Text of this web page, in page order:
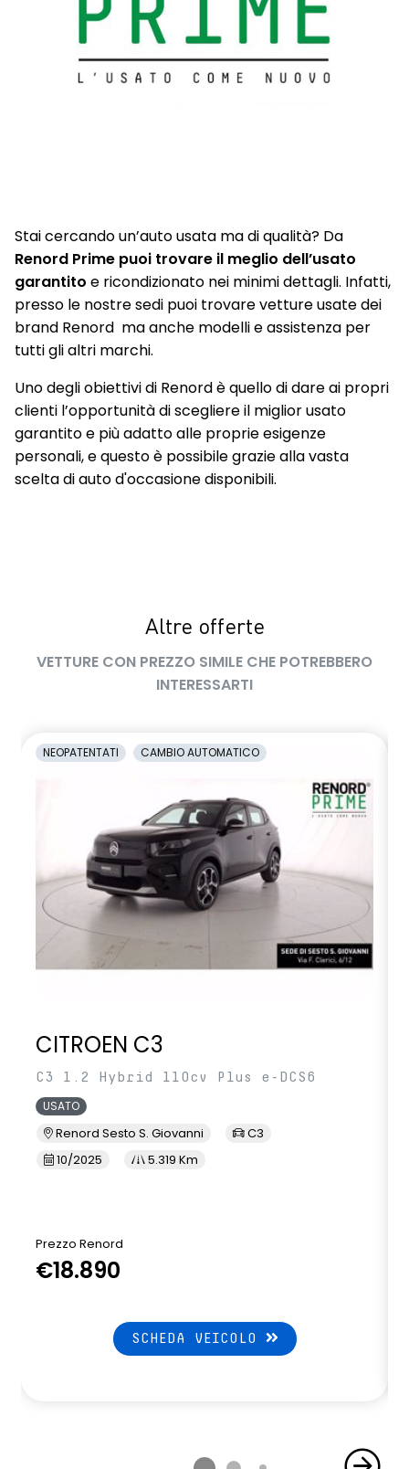
Stai cercando un’auto usata ma di qualità? Da
Renord Prime puoi trovare il meglio dell’usato
garantito e ricondizionato nei minimi dettagli. Infatti,
presso le nostre sedi puoi trovare vetture usate dei
brand Renord ma anche modelli e assistenza per
tutti gli altri marchi.
Uno degli obiettivi di Renord è quello di dare ai propri
clienti l’opportunità di scegliere il miglior usato
garantito e più adatto alle proprie esigenze
personali, e questo è possibile grazie alla vasta
scelta di auto d'occasione disponibili.
Altre offerte
VETTURE CON PREZZO SIMILE CHE POTREBBERO
INTERESSARTI
NEOPATENTATI CAMBIO AUTOMATICO
CITROEN C3
C3 1.2 Hybrid 110cv Plus e-DCS6
USATO
Renord Sesto S. Giovanni
C3
10/2025
5.319 Km
Prezzo Renord
€18.890
SCHEDA VEICOLO